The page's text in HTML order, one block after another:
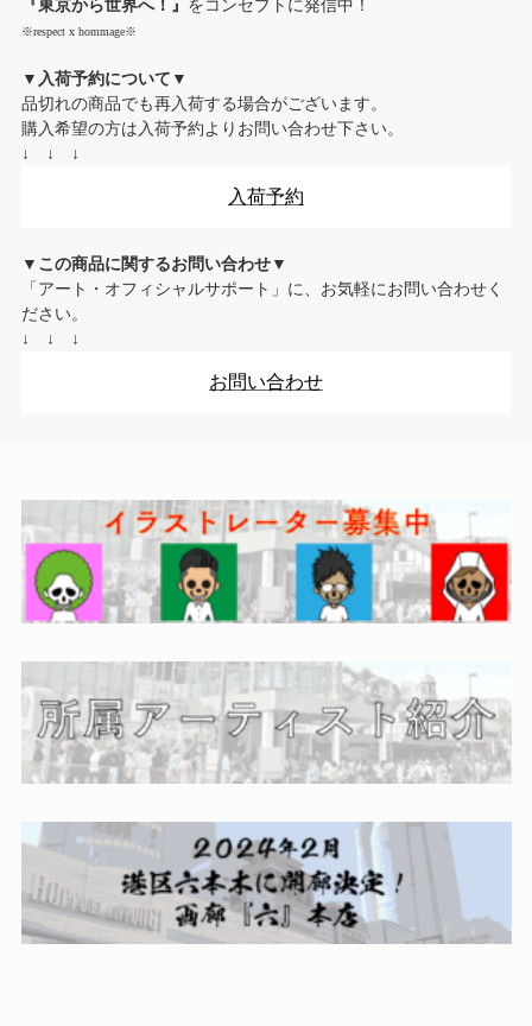
『東京から世界へ！』 をコンセプトに発信中！
※respect x hommage※
▼入荷予約について▼
品切れの商品でも再入荷する場合がございます。
購入希望の方は入荷予約よりお問い合わせ下さい。
↓ ↓ ↓
入荷予約
▼この商品に関するお問い合わせ▼
「アート・オフィシャルサポート」に、お気軽にお問い合わせく
ださい。
↓ ↓ ↓
お問い合わせ